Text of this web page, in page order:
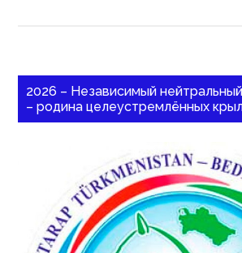
2026 – Независимый
– родина целеустремлённых